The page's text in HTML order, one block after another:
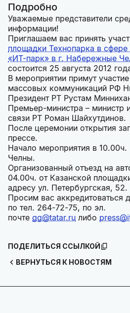
Подробно
Уважаемые представители
информации!
Приглашаем вас принять
площадки Технопарка в сфере
«ИТ-парк» в г. Набережные
состоится 25 августа 2012
В мероприятии примут
массовых коммуникаций РФ
Президент РТ Рустам
Премьер-министра – министр
связи РТ Роман Шайхутдинов.
После церемонии открытия
прессе.
Начало мероприятия в
Челны.
Организованный отъезд на
04.00ч. от Казанской
адресу ул. Петербургская, 52.
Просим вас аккредитоваться
по тел. 264-72-75, по эл.
почте gg@tatar.ru либо
ВЕРНУТЬСЯ К НОВОСТЯМ
ПОДЕЛИТЬСЯ ССЫЛКОЙ